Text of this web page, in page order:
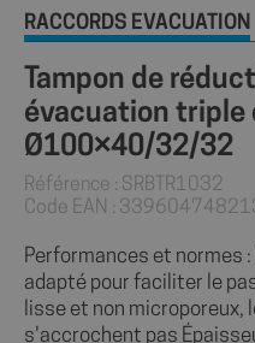
RACCORDS ÉVACUATION
Tampon de
évacuation triple
Ø100×40/32/32
Référence : SRBTR1032
Code EAN :
Performances et normes
adapté pour faciliter le
lisse et non microporeux,
s'accrochent pas